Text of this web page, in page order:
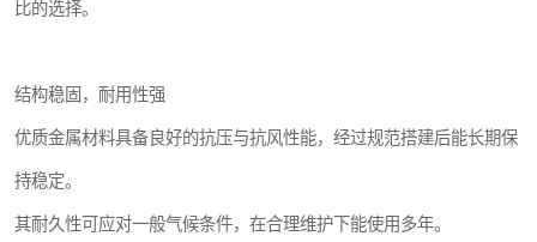
比的选择。
结构稳固，耐用性强
优质金属材料具备良好的抗压与抗风性能，经过规范搭建后能长期保
持稳定。
其耐久性可应对一般气候条件，在合理维护下能使用多年。